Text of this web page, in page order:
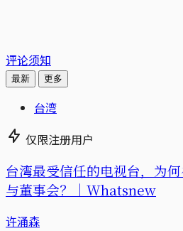
评论须知
最新 更多
台湾
仅限注册用户
台湾最受信任的电视台，为
与董事会？｜Whatsnew
许涌森